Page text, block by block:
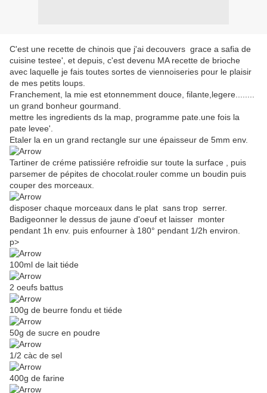
C'est une recette de chinois que j'ai decouvers grace a safia de
cuisine testee', et depuis, c'est devenu MA recette de brioche
avec laquelle je fais toutes sortes de viennoiseries pour le plaisir
de mes petits loups.
Franchement, la mie est etonnemment douce, filante,legere........
un grand bonheur gourmand.
mettre les ingredients ds la map, programme pate.une fois la
pate levee'.
Etaler la en un grand rectangle sur une épaisseur de 5mm env.
Tartiner de créme patissiére refroidie sur toute la surface , puis
parsemer de pépites de chocolat.rouler comme un boudin puis
couper des morceaux.
disposer chaque morceaux dans le plat sans trop serrer.
Badigeonner le dessus de jaune d'oeuf et laisser monter
pendant 1h env. puis enfourner à 180° pendant 1/2h environ.
p>
100ml de lait tiéde
2 oeufs battus
100g de beurre fondu et tiéde
50g de sucre en poudre
1/2 càc de sel
400g de farine